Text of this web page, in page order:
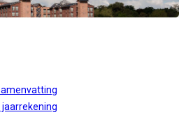
jaarrekening